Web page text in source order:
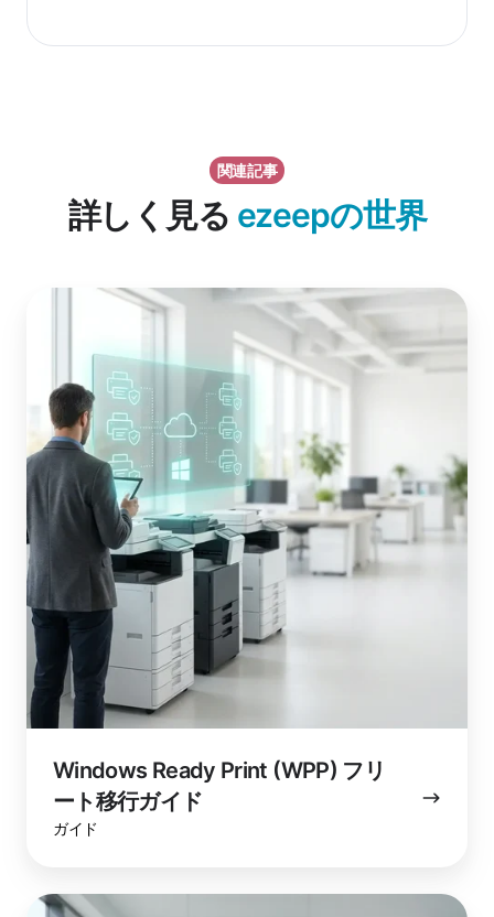
関連記事
詳しく見る ezeepの世界
Windows Ready Print (WPP) フリ
ート移行ガイド
ガイド
(WPP)
ー
ト
行
ガ
イ
ド
Windows